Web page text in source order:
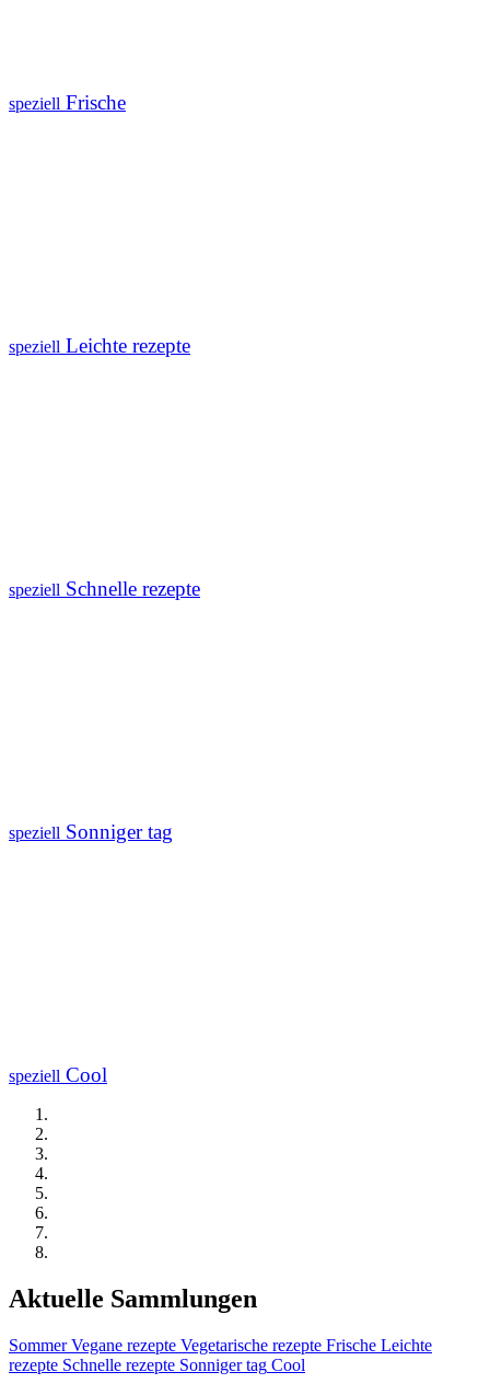
speziell Frische
speziell Leichte rezepte
speziell Schnelle rezepte
speziell Sonniger tag
speziell Cool
Aktuelle Sammlungen
Sommer Vegane rezepte Vegetarische rezepte Frische Leichte
rezepte Schnelle rezepte Sonniger tag Cool